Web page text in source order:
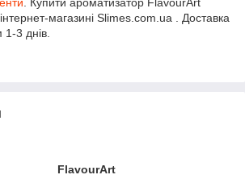
магазині Slimes.com.ua . Доставка
1-3 днів.
FlavourArt